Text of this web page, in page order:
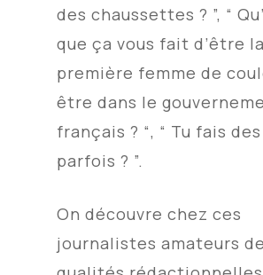
des chaussettes ? ”, “
que ça vous fait d’être la
première femme de
être dans le
français ? “, “ Tu fais
parfois ? ”.
On découvre chez ces
journalistes amateurs